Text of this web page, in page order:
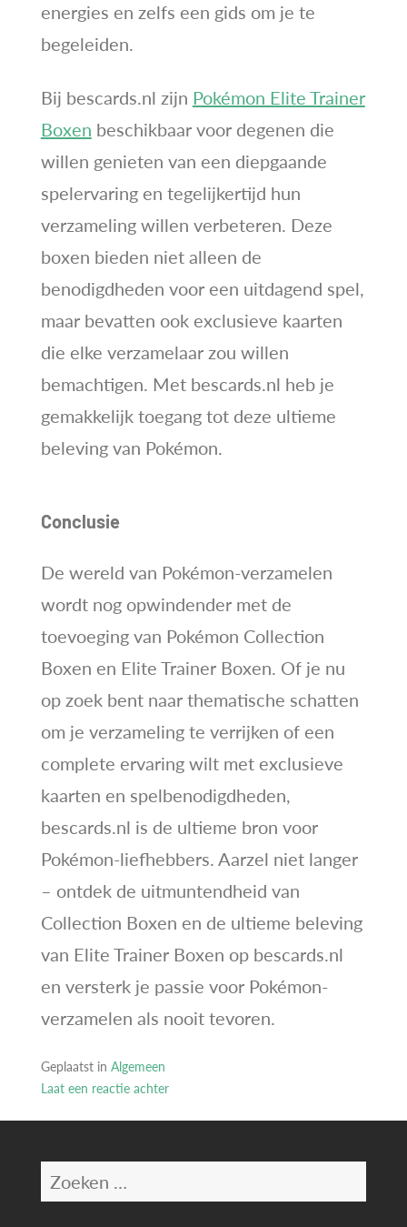
energies en zelfs een gids om je te
begeleiden.
Bij bescards.nl zijn Pokémon Elite Trainer
Boxen beschikbaar voor degenen die
willen genieten van een diepgaande
spelervaring en tegelijkertijd hun
verzameling willen verbeteren. Deze
boxen bieden niet alleen de
benodigdheden voor een uitdagend spel,
maar bevatten ook exclusieve kaarten
die elke verzamelaar zou willen
bemachtigen. Met bescards.nl heb je
gemakkelijk toegang tot deze ultieme
beleving van Pokémon.
Conclusie
De wereld van Pokémon-verzamelen
wordt nog opwindender met de
toevoeging van Pokémon Collection
Boxen en Elite Trainer Boxen. Of je nu
op zoek bent naar thematische schatten
om je verzameling te verrijken of een
complete ervaring wilt met exclusieve
kaarten en spelbenodigdheden,
bescards.nl is de ultieme bron voor
Pokémon-liefhebbers. Aarzel niet langer
– ontdek de uitmuntendheid van
Collection Boxen en de ultieme beleving
van Elite Trainer Boxen op bescards.nl
en versterk je passie voor Pokémon-
verzamelen als nooit tevoren.
Geplaatst in Algemeen
Laat een reactie achter
Uitmuntendheid
Zoeken
naar: